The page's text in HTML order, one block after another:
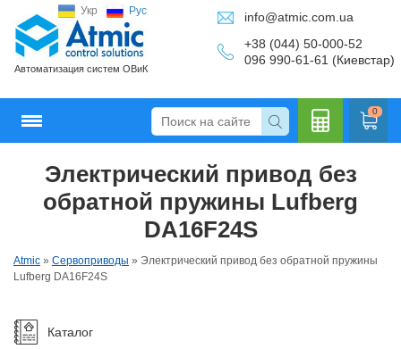
Укр Рус
Автоматизация систем ОВиК
info@atmic.com.ua
+38 (044) 50-000-52
096 990-61-61 (Киевстар)
0
Кальку
Электрический привод без
обратной пружины Lufberg
DA16F24S
Atmic » Сервоприводы » Электрический привод без обратной пружины
Lufberg DA16F24S
Каталог